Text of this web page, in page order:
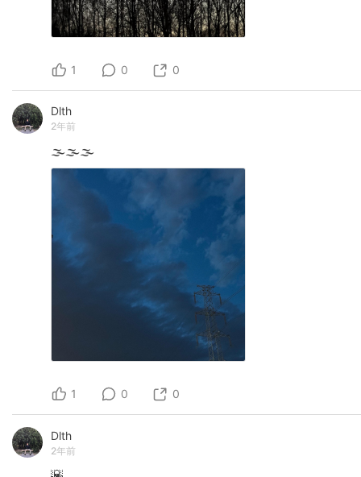
1 0 0
Dlth
2年前
🌫️🌫️🌫️
1 0 0
Dlth
2年前